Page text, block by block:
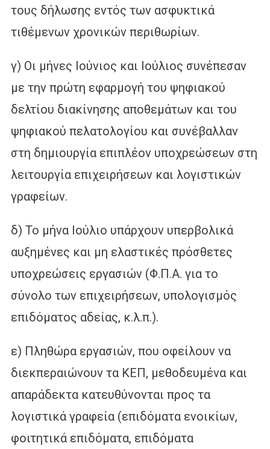
τους δήλωσης εντός των ασφυκτικά
τιθέμενων χρονικών περιθωρίων.
γ) Οι μήνες Ιούνιος και Ιούλιος συνέπεσαν
με την πρώτη εφαρμογή του ψηφιακού
δελτίου διακίνησης αποθεμάτων και του
ψηφιακού πελατολογίου και συνέβαλλαν
στη δημιουργία επιπλέον υποχρεώσεων στη
λειτουργία επιχειρήσεων και λογιστικών
γραφείων.
δ) Το μήνα Ιούλιο υπάρχουν υπερβολικά
αυξημένες και μη ελαστικές πρόσθετες
υποχρεώσεις εργασιών (Φ.Π.Α. για το
σύνολο των επιχειρήσεων, υπολογισμός
επιδόματος αδείας, κ.λ.π.).
ε) Πληθώρα εργασιών, που οφείλουν να
διεκπεραιώνουν τα ΚΕΠ, μεθοδευμένα και
απαράδεκτα κατευθύνονται προς τα
λογιστικά γραφεία (επιδόματα ενοικίων,
φοιτητικά επιδόματα, επιδόματα